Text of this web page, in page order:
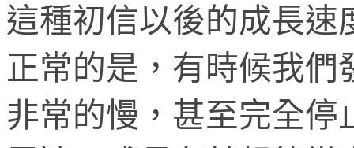
這種初信以後的成長速
正常的是，有時候我
非常的慢，甚至完全停